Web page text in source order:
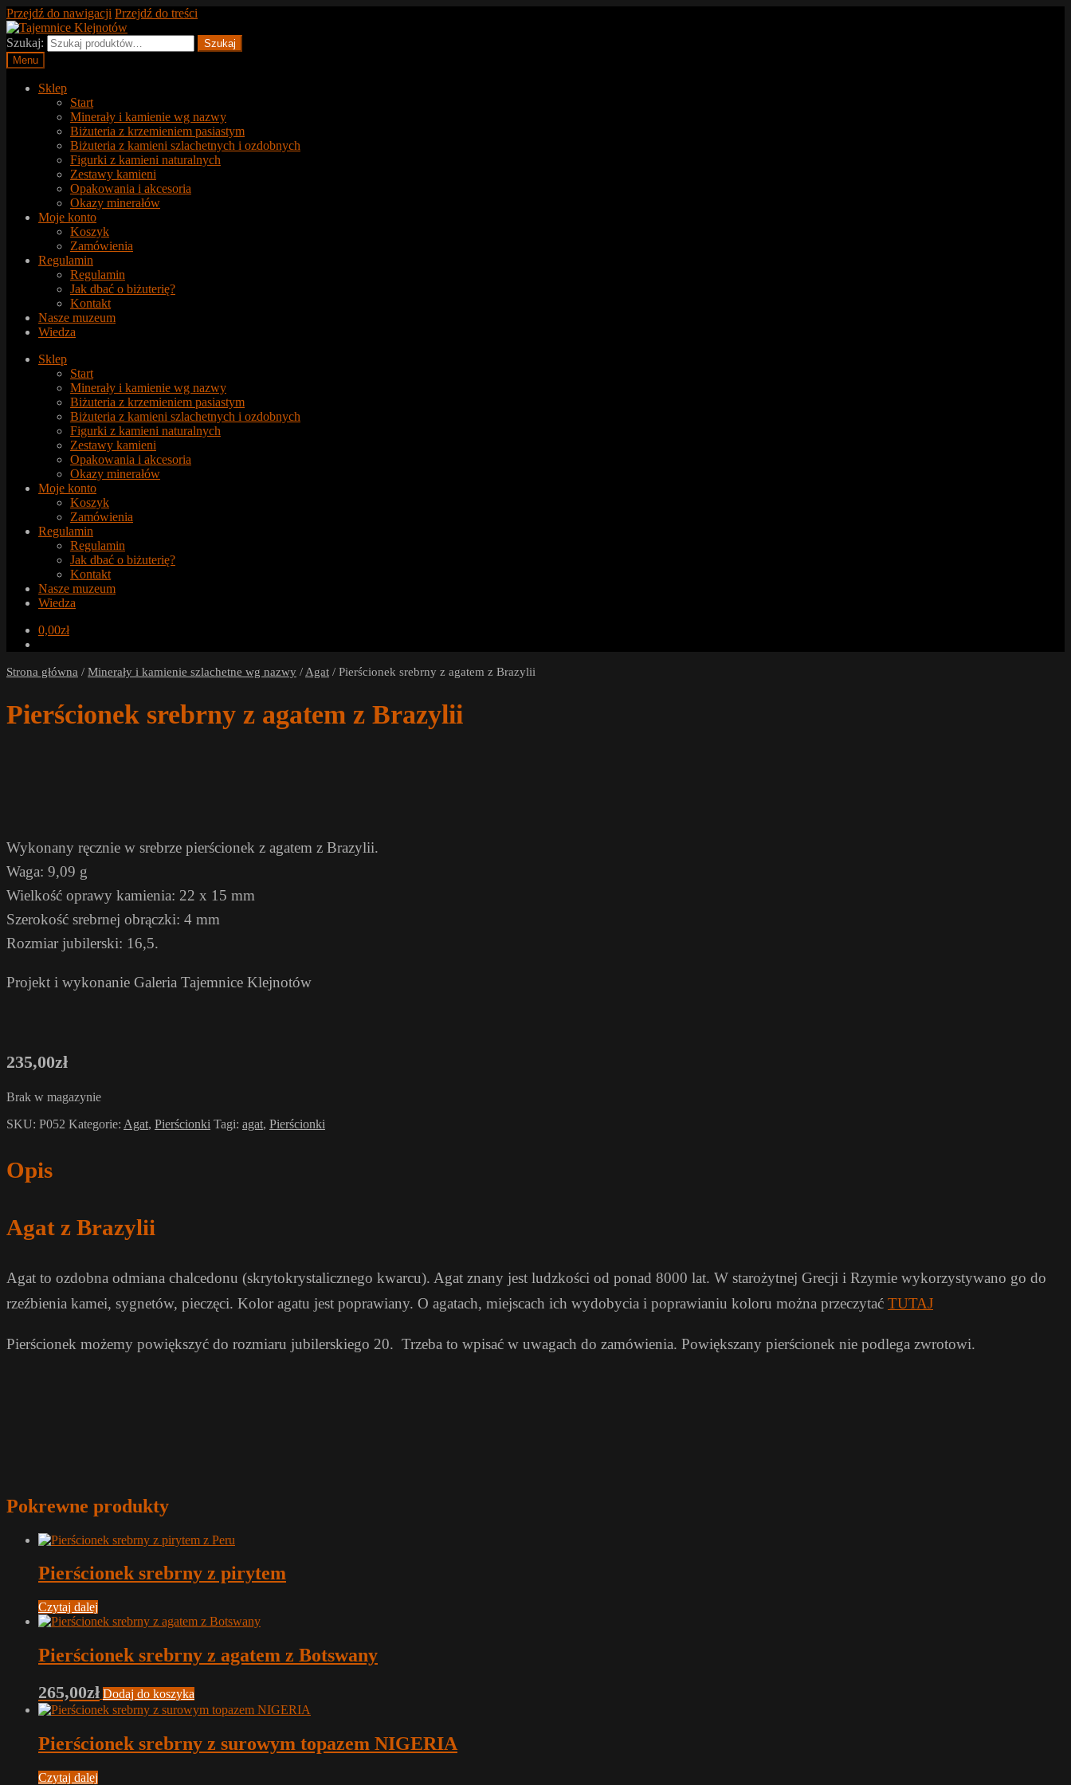
Przejdź do nawigacji Przejdź do treści
Szukaj:
Szukaj
Menu
Sklep
Start
Minerały i kamienie wg nazwy
Biżuteria z krzemieniem pasiastym
Biżuteria z kamieni szlachetnych i ozdobnych
Figurki z kamieni naturalnych
Zestawy kamieni
Opakowania i akcesoria
Okazy minerałów
Moje konto
Koszyk
Zamówienia
Regulamin
Regulamin
Jak dbać o biżuterię?
Kontakt
Nasze muzeum
Wiedza
Sklep
Start
Minerały i kamienie wg nazwy
Biżuteria z krzemieniem pasiastym
Biżuteria z kamieni szlachetnych i ozdobnych
Figurki z kamieni naturalnych
Zestawy kamieni
Opakowania i akcesoria
Okazy minerałów
Moje konto
Koszyk
Zamówienia
Regulamin
Regulamin
Jak dbać o biżuterię?
Kontakt
Nasze muzeum
Wiedza
0,00zł
Strona główna / Minerały i kamienie szlachetne wg nazwy / Agat / Pierścionek srebrny z agatem z Brazylii
Pierścionek srebrny z agatem z Brazylii
Wykonany ręcznie w srebrze pierścionek z agatem z Brazylii.
Waga: 9,09 g
Wielkość oprawy kamienia: 22 x 15 mm
Szerokość srebrnej obrączki: 4 mm
Rozmiar jubilerski: 16,5.
Projekt i wykonanie Galeria Tajemnice Klejnotów
235,00zł
Brak w magazynie
SKU: P052 Kategorie: Agat, Pierścionki Tagi: agat, Pierścionki
Opis
Agat z Brazylii
Agat to ozdobna odmiana chalcedonu (skrytokrystalicznego kwarcu). Agat znany jest ludzkości od ponad 8000 lat. W starożytnej Grecji i Rzymie wykorzystywano go do
rzeźbienia kamei, sygnetów, pieczęci. Kolor agatu jest poprawiany. O agatach, miejscach ich wydobycia i poprawianiu koloru można przeczytać TUTAJ
Pierścionek możemy powiększyć do rozmiaru jubilerskiego 20. Trzeba to wpisać w uwagach do zamówienia. Powiększany pierścionek nie podlega zwrotowi.
Pokrewne produkty
Pierścionek srebrny z pirytem
Czytaj dalej
Pierścionek srebrny z agatem z Botswany
265,00zł Dodaj do koszyka
Pierścionek srebrny z surowym topazem NIGERIA
Czytaj dalej